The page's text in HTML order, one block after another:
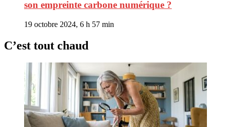
son empreinte carbone numérique ?
19 octobre 2024, 6 h 57 min
C’est tout chaud